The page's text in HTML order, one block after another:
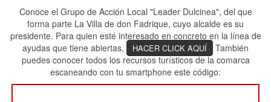
Conoce el Grupo de Acción Local "Leader Dulcinea", del que
forma parte La Villa de don Fadrique, cuyo alcalde es su
presidente. Para quien esté interesado en concreto en la línea de
ayudas que tiene abiertas,
HACER CLICK AQUÍ
También
puedes conocer todos los recursos turísticos de la comarca
escaneando con tu smartphone este código: